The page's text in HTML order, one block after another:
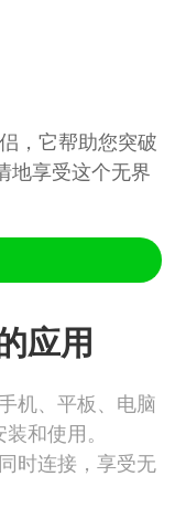
，它帮助您突破
地享受这个无界
应用
机、平板、电脑
和使用。
时连接，享受无